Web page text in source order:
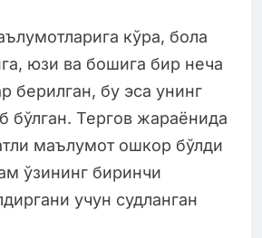
кўра, бола
юзи ва бошига бир неча
берилган, бу эса унинг
бўлган. Тергов жараёнида
маълумот ошкор бўлди
ўзининг биринчи
учун судланган